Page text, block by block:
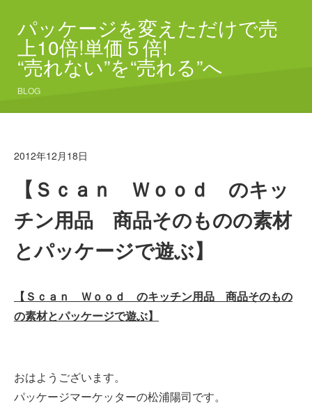
パッケージを変えただけで売
上10倍!単価５倍!
“売れない”を“売れる”へ
BLOG
2012年12月18日
【Ｓｃａｎ Ｗｏｏｄ のキッ
チン用品 商品そのものの素材
とパッケージで遊ぶ】
【Ｓｃａｎ Ｗｏｏｄ のキッチン用品 商品そのもの
の素材とパッケージで遊ぶ】
おはようございます。
パッケージマーケッターの松浦陽司です。